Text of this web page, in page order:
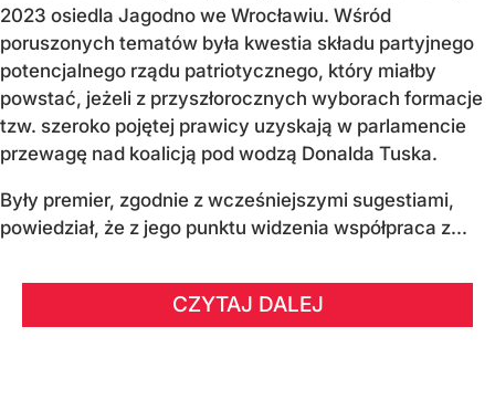
2023 osiedla Jagodno we Wrocławiu. Wśród
poruszonych tematów była kwestia składu partyjnego
potencjalnego rządu patriotycznego, który miałby
powstać, jeżeli z przyszłorocznych wyborach formacje
tzw. szeroko pojętej prawicy uzyskają w parlamencie
przewagę nad koalicją pod wodzą Donalda Tuska.
Były premier, zgodnie z wcześniejszymi sugestiami,
powiedział, że z jego punktu widzenia współpraca z...
CZYTAJ DALEJ